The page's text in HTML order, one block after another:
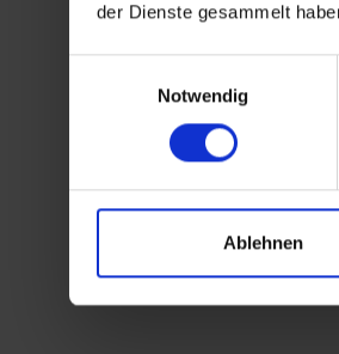
der Dienste gesammelt
Notwendig
Ablehnen